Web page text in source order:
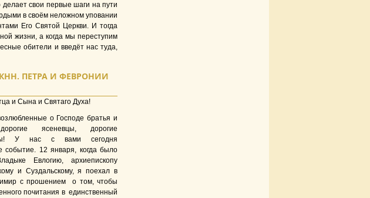
свои первые шаги на пути
в своём неложном уповании
Его Святой Церкви. И тогда
жизни, а когда мы переступим
обители и введёт нас туда,
ПЕТРА И ФЕВРОНИИ
и Сына и Святаго Духа!
о Господе братья и
ясеневцы, дорогие
У нас с вами сегодня
событие. 12 января, когда было
Евлогию, архиепископу
и Суздальскому, я поехал в
с прошением о том, чтобы
почитания в единственный